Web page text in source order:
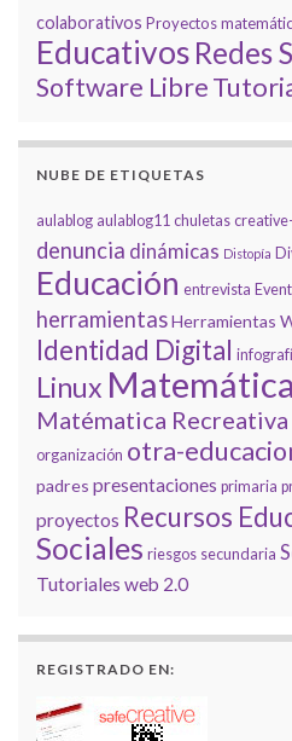
colaborativos Proyectos
Educativos Redes
Software Libre
NUBE DE ETIQUETAS
aulablog aulablog11 chuletas
denuncia dinámicas Distopía
Educación entrevista
herramientasHerramientas
Identidad Digital
Linux
Matématica Recreativa
organización otra-
padres presentaciones primaria
proyectos Recursos
Sociales riesgos secundaria
Tutoriales web 2.0
REGISTRADO EN: